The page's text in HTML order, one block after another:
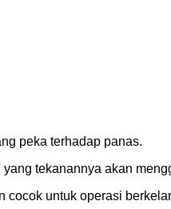
peka terhadap panas.
tekanannya akan
cocok untuk operasi